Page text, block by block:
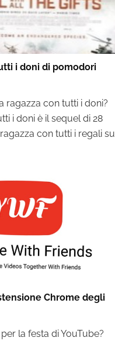
i doni di pomodori
ragazza con tutti i doni?
i doni è il sequel di 28
con tutti i regali su
Chrome degli
la festa di YouTube?